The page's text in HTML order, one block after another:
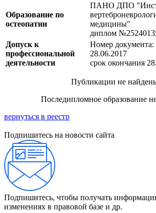
Образование по
остеопатии
ПАНО ДПО
медицины"
диплом
Допуск к
профессиональной
деятельности
Номер документа:
28.06.2017
срок окончания
Публикации не
Последипломное образование
вернуться в реестр
Подпишитесь на новости сайта
Подпишитесь, чтобы получать
изменениях в правовой базе и др.